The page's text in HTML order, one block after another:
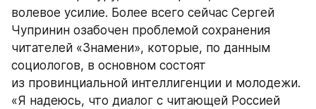
волевое усилие. Более всего сейчас Сергей
Чупринин озабочен проблемой сохранения
читателей «Знамени», которые, по данным
социологов, в основном состоят
из провинциальной интеллигенции и молодежи.
«Я надеюсь, что диалог с читающей Россией